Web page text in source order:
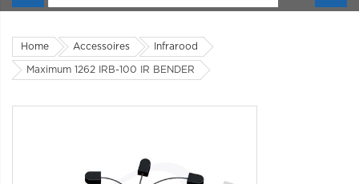
Home Accessoires Infrarood
Maximum 1262 IRB-100 IR BENDER